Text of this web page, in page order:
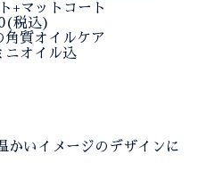
+マットコート
税込)
角質オイルケア
ニオイル込
かいイメージのデザインに